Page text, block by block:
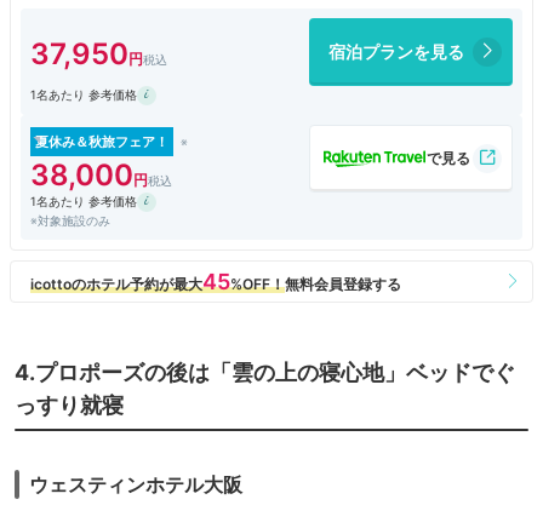
えして頂きました。お祝いのメッセージもいただきました。お部屋もとて
も素敵でリッツカールトン大阪を満喫してきました。
37,950 宿泊プランを見る
1名あたり 参考価格
夏休み＆秋旅フェア！
38,000
1名あたり 参考価格
※対象施設のみ
4.プロポーズの後は「雲の上の寝心地」ベッドでぐ
っすり就寝
ウェスティンホテル大阪